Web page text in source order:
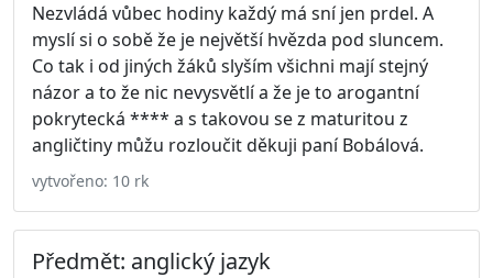
Nezvládá vůbec hodiny každý má sní jen prdel. A
myslí si o sobě že je největší hvězda pod sluncem.
Co tak i od jiných žáků slyším všichni mají stejný
názor a to že nic nevysvětlí a že je to arogantní
pokrytecká **** a s takovou se z maturitou z
angličtiny můžu rozloučit děkuji paní Bobálová.
vytvořeno: 10 rk
Předmět: anglický jazyk